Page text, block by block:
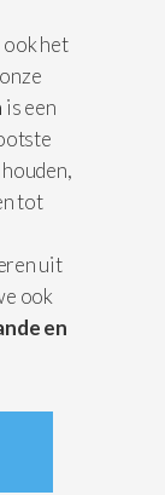
ook het
is een
tot
uit
ook
en